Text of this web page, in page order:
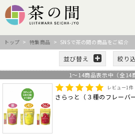
トップ > 特集商品 > SNSで茶の間の商品をご紹介
並び替え 絞り
1～ 14商品表示中（全 14
レビュー1件
さらっと（３種のフレーバー